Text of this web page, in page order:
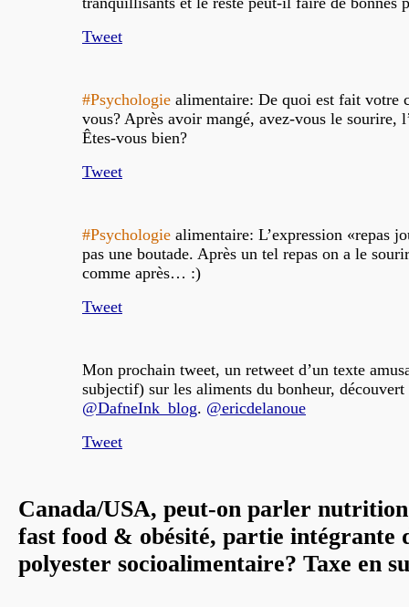
Tweet
#Psychologie alimentaire: De quoi est fait votre
vous? Après avoir mangé, avez-vous le sourire,
Êtes-vous bien?
Tweet
#Psychologie alimentaire: L’expression «repas
pas une boutade. Après un tel repas on a le
comme après… :)
Tweet
Mon prochain tweet, un retweet d’un texte
subjectif) sur les aliments du bonheur,
@DafneInk_blog. @ericdelanoue
Tweet
Canada/USA, peut-on parler
fast food & obésité, partie intégrante
polyester socioalimentaire? Taxe en